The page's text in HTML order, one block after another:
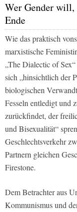
Wer Gender will,
Ende
Wie das praktisch
marxistische
„The Dialectic of
sich „hinsichtlich der
biologischen
Fesseln entledigt und
zurückfindet, der
und Bisexualität“
Geschlechtsverkehr
Partnern gleichen
Firestone.
Dem Betrachter aus
Kommunismus und